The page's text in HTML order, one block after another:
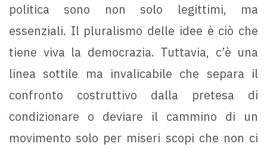
politica sono non solo legittimi, ma
essenziali. Il pluralismo delle idee è ciò che
tiene viva la democrazia. Tuttavia, c’è una
linea sottile ma invalicabile che separa il
confronto costruttivo dalla pretesa di
condizionare o deviare il cammino di un
movimento solo per miseri scopi che non ci